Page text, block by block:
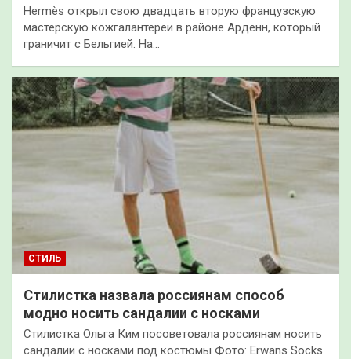
Hermès открыл свою двадцать вторую французскую
мастерскую кожгалантереи в районе Арденн, который
граничит с Бельгией. На…
СТИЛЬ
Стилистка назвала россиянам способ
модно носить сандалии с носками
Стилистка Ольга Ким посоветовала россиянам носить
сандалии с носками под костюмы Фото: Erwans Socks